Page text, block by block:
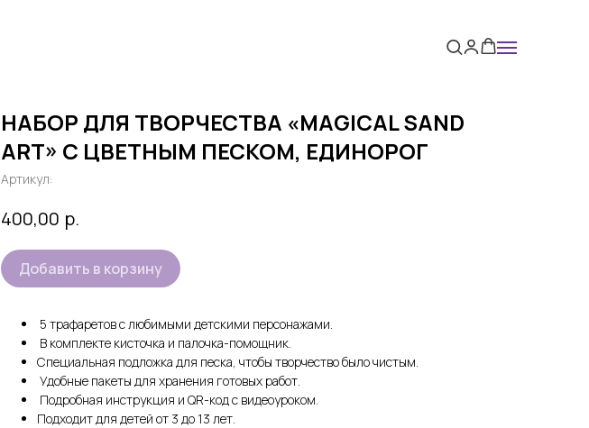
НАБОР ДЛЯ ТВОРЧЕСТВА «MAGICAL SAND
ART» С ЦВЕТНЫМ ПЕСКОМ, ЕДИНОРОГ
Артикул:
400,00 р.
Добавить в корзину
5 трафаретов с любимыми детскими персонажами.
В комплекте кисточка и палочка-помощник.
Специальная подложка для песка, чтобы творчество было чистым.
Удобные пакеты для хранения готовых работ.
Подробная инструкция и QR-код с видеоуроком.
Подходит для детей от 3 до 13 лет.